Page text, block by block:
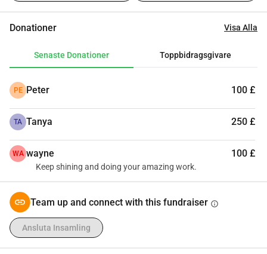
Donationer Visa Alla
Senaste Donationer Toppbidragsgivare
PE Peter 100 £
TA Tanya 250 £
WA wayne 100 £
Keep shining and doing your amazing work.
Team up and connect with this fundraiser info
Ansluta Insamling